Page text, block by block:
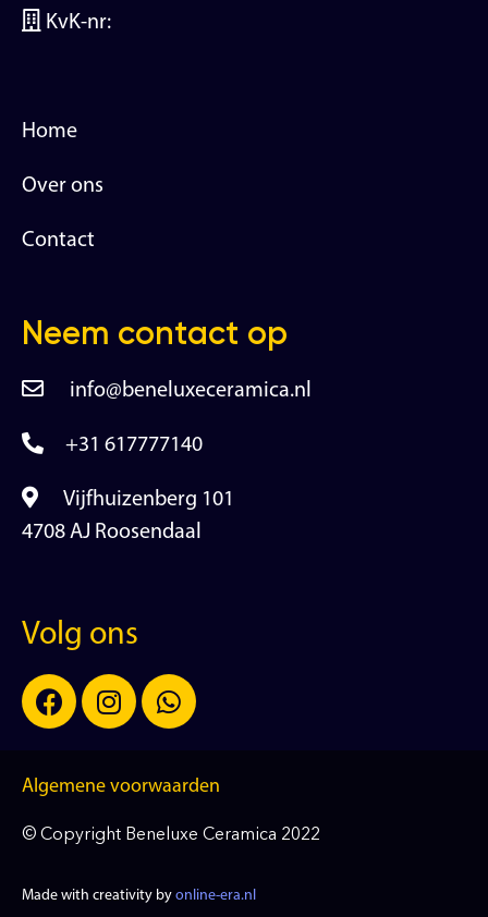
KvK-nr:
Home
Over ons
Contact
Neem contact op
info@beneluxeceramica.nl
+31 617777140
Vijfhuizenberg 101
4708 AJ Roosendaal
Volg ons
Algemene voorwaarden
© Copyright Beneluxe Ceramica 2022
Made with creativity by online-era.nl